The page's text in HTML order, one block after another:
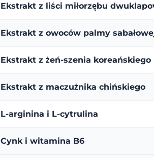
Ekstrakt z liści miłorzębu
Ekstrakt z owoców palmy
Ekstrakt z żeń-szenia koreańskiego
Ekstrakt z maczużnika chińskiego
L-arginina i L-cytrulina
Cynk i witamina B6